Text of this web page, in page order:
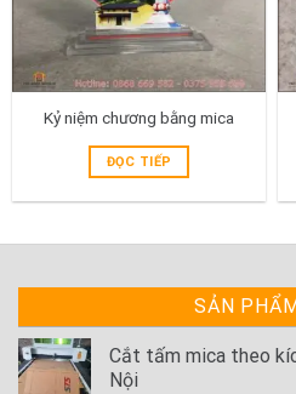
Kỷ niệm chương bằng mica
ĐỌC TIẾP
SẢN
Cắt tấm mica theo
Nội